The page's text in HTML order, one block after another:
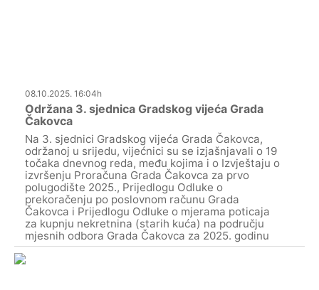
08.10.2025. 16:04h
Održana 3. sjednica Gradskog vijeća Grada
Čakovca
Na 3. sjednici Gradskog vijeća Grada Čakovca,
održanoj u srijedu, vijećnici su se izjašnjavali o 19
točaka dnevnog reda, među kojima i o Izvještaju o
izvršenju Proračuna Grada Čakovca za prvo
polugodište 2025., Prijedlogu Odluke o
prekoračenju po poslovnom računu Grada
Čakovca i Prijedlogu Odluke o mjerama poticaja
za kupnju nekretnina (starih kuća) na području
mjesnih odbora Grada Čakovca za 2025. godinu